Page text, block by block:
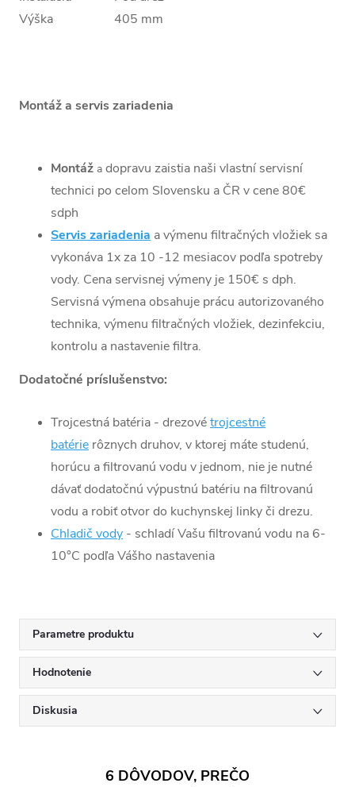
Výška
405 mm
Samostatná
Montáž a servis zariadenia
Montáž a dopravu zaistia naši vlastní servisní
technici po celom Slovensku a ČR v cene 80€
sdph
Servis zariadenia a výmenu filtračných vložiek sa
vykonáva 1x za 10 -12 mesiacov podľa spotreby
vody. Cena servisnej výmeny je 150€ s dph.
Servisná výmena obsahuje prácu autorizovaného
technika, výmenu filtračných vložiek, dezinfekciu,
kontrolu a nastavenie filtra.
Dodatočné príslušenstvo:
Trojcestná batéria - drezovétrojcestné
batérie rôznych druhov, v ktorej máte studenú,
horúcu a filtrovanú vodu v jednom, nie je nutné
dávať dodatočnú výpustnú batériu na filtrovanú
vodu a robiť otvor do kuchynskej linky či drezu.
Chladič vody - schladí Vašu filtrovanú vodu na 6-
10°C podľa Vášho nastavenia
Parametre produktu
Hodnotenie
Diskusia
6 DÔVODOV, PREČO